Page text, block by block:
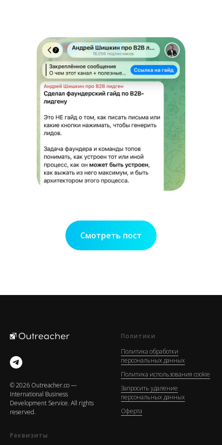
Смотреть пост
© 2026 Outreacher.co —
International Business
Development Service. All rights
reserved.
Политики
Политика обработки
персональных данных
Политика использования cookie
Запросить удаление
персональных данных
Оферта
Реквизиты